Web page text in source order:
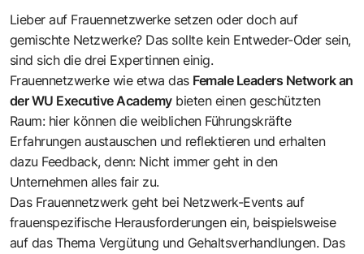
Lieber auf Frauennetzwerke setzen oder doch auf
gemischte Netzwerke? Das sollte kein Entweder-Oder sein,
sind sich die drei Expertinnen einig.
Frauennetzwerke wie etwa das Female Leaders Network an
der WU Executive Academy bieten einen geschützten
Raum: hier können die weiblichen Führungskräfte
Erfahrungen austauschen und reflektieren und erhalten
dazu Feedback, denn: Nicht immer geht in den
Unternehmen alles fair zu.
Das Frauennetzwerk geht bei Netzwerk-Events auf
frauenspezifische Herausforderungen ein, beispielsweise
auf das Thema Vergütung und Gehaltsverhandlungen. Das